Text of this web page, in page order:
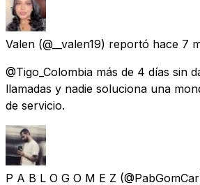
Valen (@__valen19) reportó hace 7
@Tigo_Colombia más de 4 días sin
llamadas y nadie soluciona una
de servicio.
P A B L O G O M E Z